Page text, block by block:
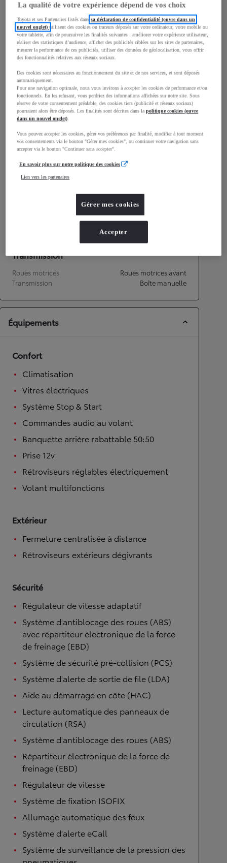
3 700mm
1 740mm
Consommation mixte
Consommation mixte
Émissions CO2
Accélération 0-100km/h
14,9
Transmission
Roues motrices
Roues motrices avant
Transmission
Boîte manuelle
Équipements
Confort
Climatisation
Vitres électriques
Système Stop & Start
Commandes audio au volant
Banquette arrière rabattable 50:50
Prise 12v
Rétroviseurs réglables électriquement
Volant multifonctions
Extérieur
Fermeture centralisée à distance
Rétroviseurs extérieurs dégivrants
Sécurité
Régulateur de vitesse adaptatif
Système d'antiblocage des roues (ABS)
avec répartiteur électronique de la force
de freinage (EBD)
Système de sécurité pré-collision (PCS)
Système d'alerte de sortie de file (LDA)
Aide au démarrage en côte (HAC)
Lecture automatique des panneaux de
circulation (RSA)
Système d'antiblocage des roues (ABS)
Répartiteur électronique de la force de
freinage (EBD)
Régulateur de vitesse
Système de fixation ISOFIX
Allumage automatique des feux
Système d'alerte eCall
Système de surveillance de la pression des
La qualité de votre expérience dépend de vos choix
Toyota et ses Partenaires listés danssa déclaration de confidentialité (ouvre dans un
nouvel onglet)utilisent des cookies ou traceurs déposés sur votre ordinateur, votre mobile ou
votre tablette, afin de poursuivre les finalités suivantes : améliorer votre expérience utilisateur,
réaliser des statistiques d’audience, afficher des publicités ciblées sur les sites de partenaires,
mesurer la performance de ces publicités, utiliser des données de géolocalisation, vous offrir
des fonctionnalités relatives aux réseaux sociaux.
Des cookies sont nécessaires au fonctionnement du site et de nos services, et sont déposés
automatiquement.
Pour une navigation optimale, nous vous invitons à accepter les cookies de performance et/ou
fonctionnels. En les refusant, vous perdriez des informations affichées sur notre site. Sous
réserve de votre consentement préalable, des cookies tiers (publicité et réseaux sociaux)
pourraient alors être déposés. Les finalités sont décrites dans lapolitique cookies (ouvre
dans un nouvel onglet).
Vous pouvez accepter les cookies, gérer vos préférences par finalité, modifier à tout moment
vos consentements via le bouton "Gérer mes cookies", ou continuer votre navigation sans
accepter via le bouton "Continuer sans accepter".
En savoir plus sur notre politique des cookies
Lien vers les partenaires
Gérer mes cookies
Accepter